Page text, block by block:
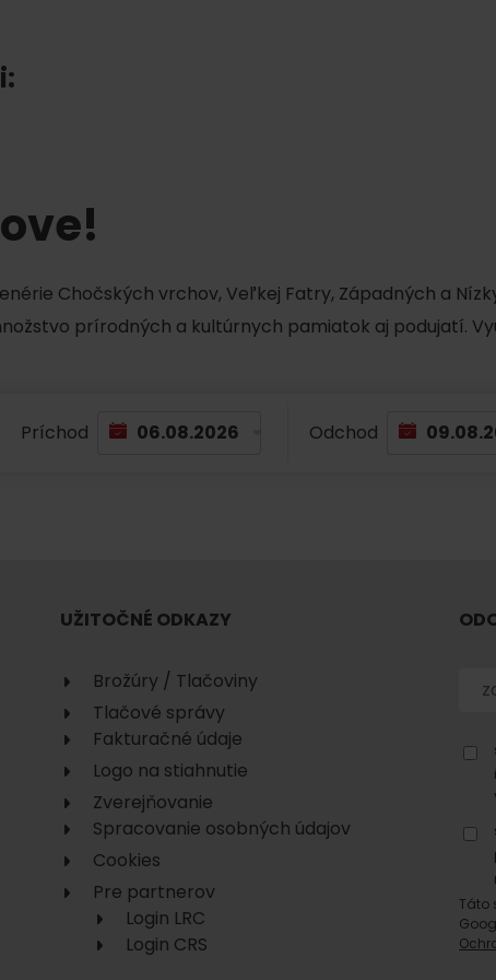
No data found for this source.
No data found for this source.
Chočských vrchov, Veľkej Fatry, Západných a
prírodných a kultúrnych pamiatok aj podujatí.
Príchod Odchod
UŽITOČNÉ ODKAZY
Brožúry / Tlačoviny
Tlačové správy
Fakturačné údaje
Logo na stiahnutie
Zverejňovanie
Spracovanie osobných údajov
Cookies
Pre partnerov
Login LRC
Login CRS
Táto